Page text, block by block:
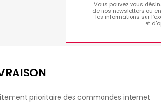
Vous pouvez vous
de nos newsletters ou
les informations sur
et
prioritaire des commandes internet